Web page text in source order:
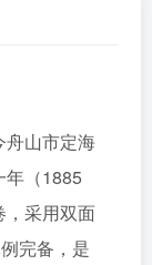
舟山市定海
年（1885
，采用双面
完备，是